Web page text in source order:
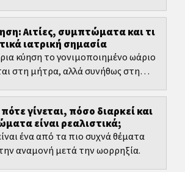
Αιτίες, συμπτώματα και τι
ιατρική σημασία
κύηση το γονιμοποιημένο ωάριο
στη μήτρα, αλλά συνήθως στη
γίνεται, πόσο διαρκεί και
είναι ρεαλιστικά;
ένα από τα πιο συχνά θέματα
αναμονή μετά την ωορρηξία.